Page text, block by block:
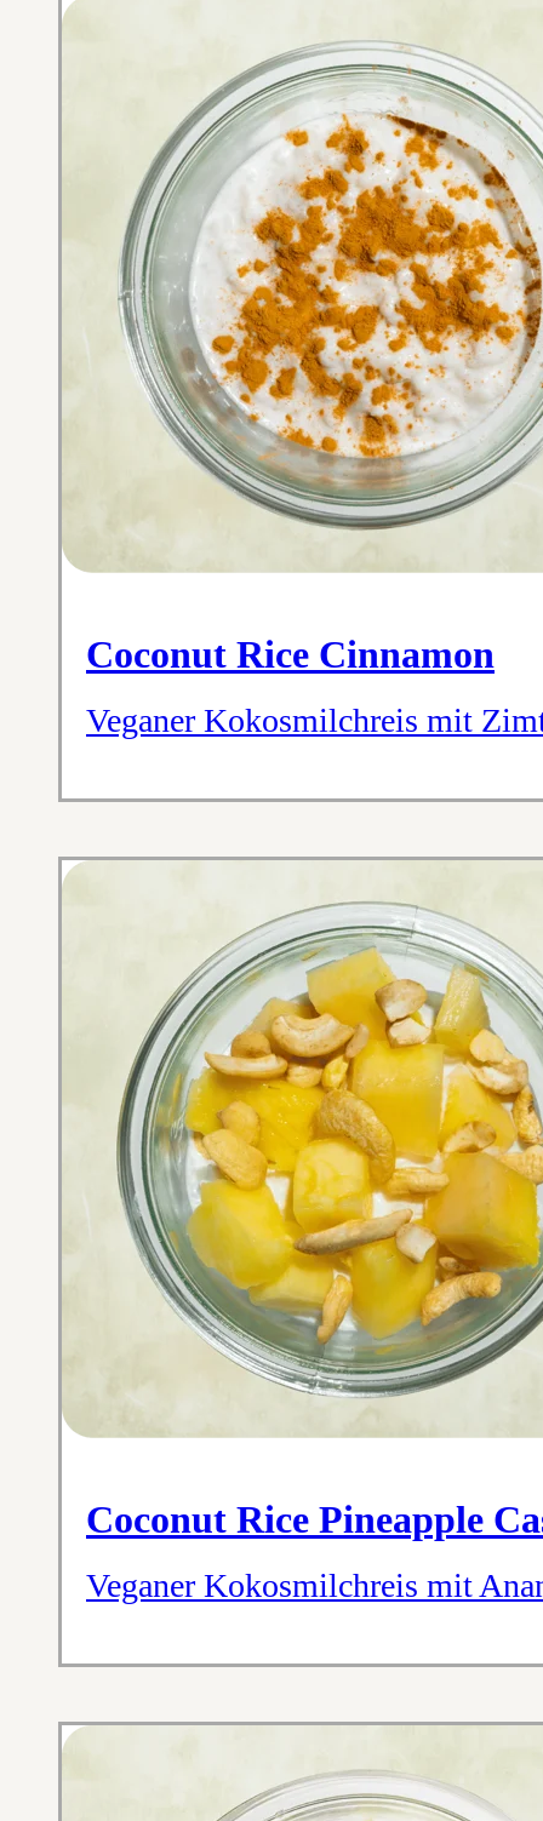
Coconut Rice Cinnamon
Veganer Kokosmilchreis mit
Coconut Rice Pineapple
Veganer Kokosmilchreis mit